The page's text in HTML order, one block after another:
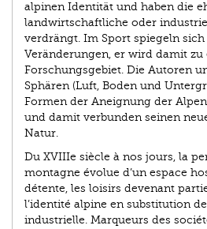
alpinen Identität und haben die
landwirtschaftliche oder
verdrängt. Im Sport spiegeln
Veränderungen, er wird damit zu
Forschungsgebiet. Die Autoren
Sphären (Luft, Boden und
Formen der Aneignung der
und damit verbunden seinen
Natur.
Du XVIIIe siècle à nos jours, la
montagne évolue d’un espace
détente, les loisirs devenant
l’identité alpine en substitution
industrielle. Marqueurs des